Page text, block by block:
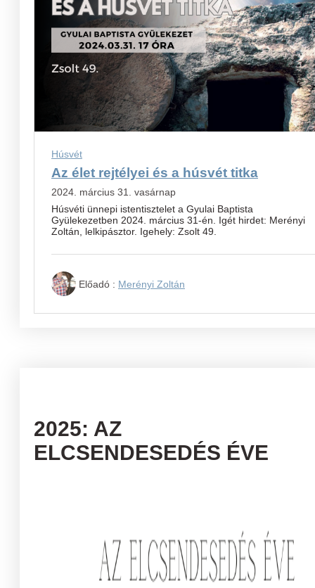
Húsvét
Az élet rejtélyei és a húsvét titka
2024. március 31. vasárnap
Húsvéti ünnepi istentisztelet a Gyulai Baptista
Gyülekezetben 2024. március 31-én. Igét hirdet: Merényi
Zoltán, lelkipásztor. Igehely: Zsolt 49.
Előadó : Merényi Zoltán
2025: AZ
ELCSENDESEDÉS ÉVE